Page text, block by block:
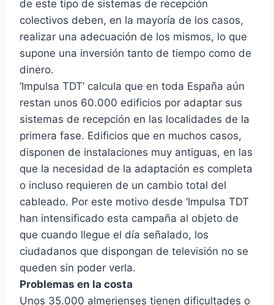
de este tipo de sistemas de recepción
colectivos deben, en la mayoría de los casos,
realizar una adecuación de los mismos, lo que
supone una inversión tanto de tiempo como de
dinero.
‘Impulsa TDT’ calcula que en toda España aún
restan unos 60.000 edificios por adaptar sus
sistemas de recepción en las localidades de la
primera fase. Edificios que en muchos casos,
disponen de instalaciones muy antiguas, en las
que la necesidad de la adaptación es completa
o incluso requieren de un cambio total del
cableado. Por este motivo desde ‘Impulsa TDT
han intensificado esta campaña al objeto de
que cuando llegue el día señalado, los
ciudadanos que dispongan de televisión no se
queden sin poder verla.
Problemas en la costa
Unos 35.000 almerienses tienen dificultades o